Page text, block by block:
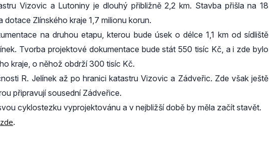
Vizovic a Lutoniny je dlouhý přibližně 2,2 km. Stavba přišla na 18
Zlínského kraje 1,7 milionu korun.
na druhou etapu, kterou bude úsek o délce 1,1 km od sídliště
Tvorba projektové dokumentace bude stát 550 tisíc Kč, a i zde bylo
kraje, o něhož obdrží 300 tisíc Kč.
R. Jelínek až po hranici katastru Vizovic a Zádveřic. Zde však ještě
připravují sousední Zádveřice.
cyklostezku vyprojektovánu a v nejbližší době by měla začít stavět.
zde.